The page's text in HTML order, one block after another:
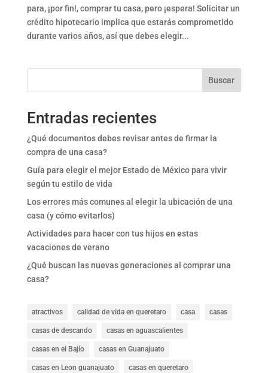
para, ¡por fin!, comprar tu casa, pero ¡espera! Solicitar un
crédito hipotecario implica que estarás comprometido
durante varios años, así que debes elegir...
Buscar
Entradas recientes
¿Qué documentos debes revisar antes de firmar la
compra de una casa?
Guía para elegir el mejor Estado de México para vivir
según tu estilo de vida
Los errores más comunes al elegir la ubicación de una
casa (y cómo evitarlos)
Actividades para hacer con tus hijos en estas
vacaciones de verano
¿Qué buscan las nuevas generaciones al comprar una
casa?
atractivos calidad de vida en queretaro casa casas
casas de descando casas en aguascalientes
casas en el Bajío casas en Guanajuato
casas en Leon guanajuato casas en queretaro